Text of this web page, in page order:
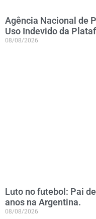
Agência Nacional de
Uso Indevido da
08/08/2026
Luto no futebol: Pai
anos na Argentina.
08/08/2026